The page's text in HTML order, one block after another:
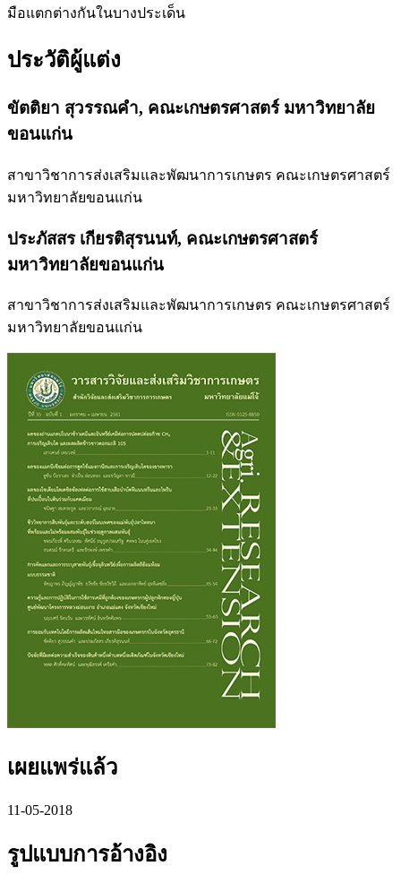
มือแตกต่างกันในบางประเด็น
ประวัติผู้แต่ง
ขัตติยา สุวรรณคำ, คณะเกษตรศาสตร์ มหาวิทยาลัย
ขอนแก่น
สาขาวิชาการส่งเสริมและพัฒนาการเกษตร คณะเกษตรศาสตร์
มหาวิทยาลัยขอนแก่น
ประภัสสร เกียรติสุรนนท์, คณะเกษตรศาสตร์
มหาวิทยาลัยขอนแก่น
สาขาวิชาการส่งเสริมและพัฒนาการเกษตร คณะเกษตรศาสตร์
มหาวิทยาลัยขอนแก่น
เผยแพร่แล้ว
11-05-2018
รูปแบบการอ้างอิง